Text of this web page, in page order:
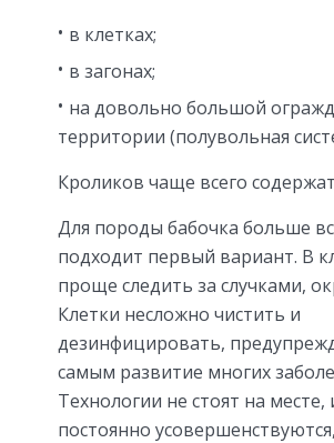
в клетках;
в загонах;
на довольно большой
территории (полувольная
Кроликов чаще всего
Для породы бабочка больше
подходит первый вариант. В
проще следить за случками,
Клетки несложно чистить и
дезинфицировать,
самым развитие многих
Технологии не стоят на месте,
постоянно